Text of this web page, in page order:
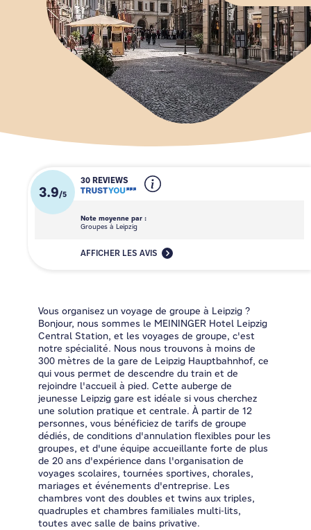
3.9/5
30 REVIEWS
Note moyenne par :
Groupes à Leipzig
AFFICHER LES AVIS
Vous organisez un voyage de groupe à Leipzig ?
Bonjour, nous sommes le MEININGER Hotel Leipzig
Central Station, et les voyages de groupe, c'est
notre spécialité. Nous nous trouvons à moins de
300 mètres de la gare de Leipzig Hauptbahnhof, ce
qui vous permet de descendre du train et de
rejoindre l'accueil à pied. Cette auberge de
jeunesse Leipzig gare est idéale si vous cherchez
une solution pratique et centrale. À partir de 12
personnes, vous bénéficiez de tarifs de groupe
dédiés, de conditions d'annulation flexibles pour les
groupes, et d'une équipe accueillante forte de plus
de 20 ans d'expérience dans l'organisation de
voyages scolaires, tournées sportives, chorales,
mariages et événements d'entreprise. Les
chambres vont des doubles et twins aux triples,
quadruples et chambres familiales multi-lits,
toutes avec salle de bains privative.